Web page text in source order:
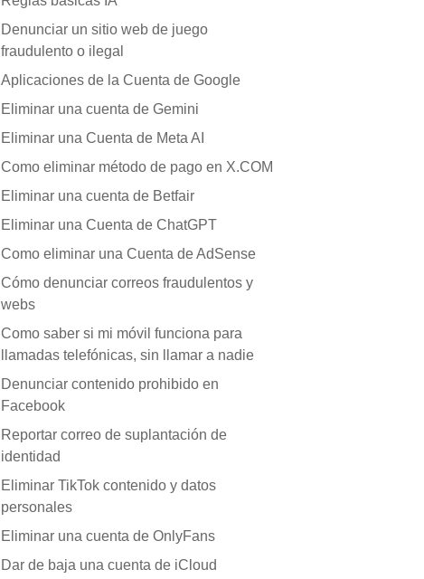
Denunciar un sitio web de juego
fraudulento o ilegal
Aplicaciones de la Cuenta de Google
Eliminar una cuenta de Gemini
Eliminar una Cuenta de Meta AI
Como eliminar método de pago en X.COM
Eliminar una cuenta de Betfair
Eliminar una Cuenta de ChatGPT
Como eliminar una Cuenta de AdSense
Cómo denunciar correos fraudulentos y
webs
Como saber si mi móvil funciona para
llamadas telefónicas, sin llamar a nadie
Denunciar contenido prohibido en
Facebook
Reportar correo de suplantación de
identidad
Eliminar TikTok contenido y datos
personales
Eliminar una cuenta de OnlyFans
Dar de baja una cuenta de iCloud